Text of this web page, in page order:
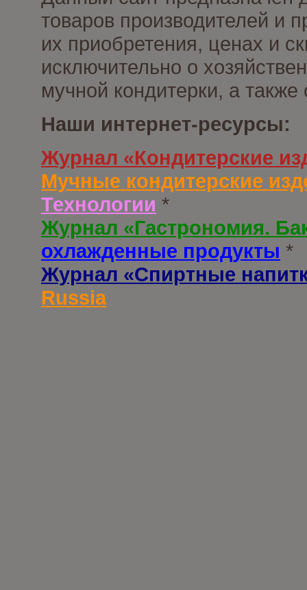
товаров производителей и
их приобретения, ценах и
исключительно о
мучной кондитерки, а
Наши интернет-ресурсы:
Журнал «Кондитерские
Мучные кондитерские
Технологии *
Журнал «Гастрономия.
охлажденные продукты *
Журнал «Спиртные
Russia